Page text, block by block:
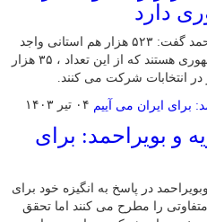
دارد
رئیس ستاد انتخابات کهگیلویه و بویراحمد گفت: ۵۲۳ هزار هم استانی واجد
شرایط حضور در انتخابات ریاست جمهوری هستند که از این تعداد ، ۳۵ هزار
در انتخابات شرکت می کنند.
۰۴ تیر ۱۴۰۳
و بویراحمد: برای
در پاسخ به انگیزه خود برای
را مطرح می کنند اما تحقق